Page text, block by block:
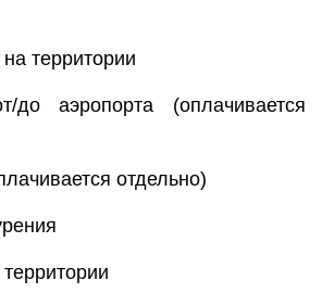
территории
до аэропорта (оплачивается
отдельно)